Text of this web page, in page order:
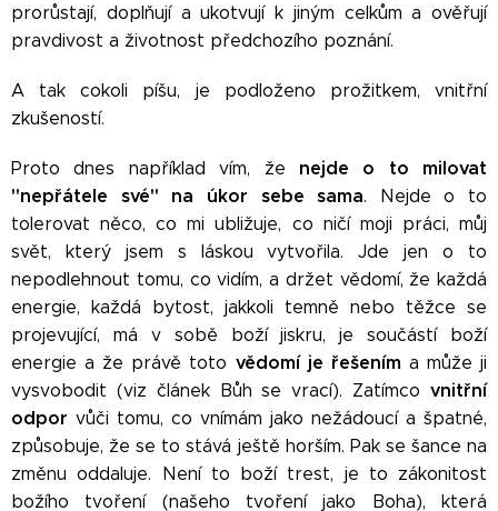
prorůstají, doplňují a ukotvují k jiným celkům a ověřují
pravdivost a životnost předchozího poznání.
A tak cokoli píšu, je podloženo prožitkem, vnitřní
zkušeností.
Proto dnes například vím, že nejde o to milovat
"nepřátele své" na úkor sebe sama. Nejde o to
tolerovat něco, co mi ubližuje, co ničí moji práci, můj
svět, který jsem s láskou vytvořila. Jde jen o to
nepodlehnout tomu, co vidím, a držet vědomí, že každá
energie, každá bytost, jakkoli temně nebo těžce se
projevující, má v sobě boží jiskru, je součástí boží
energie a že právě toto vědomí je řešením a může ji
vysvobodit (viz článek Bůh se vrací). Zatímco vnitřní
odpor vůči tomu, co vnímám jako nežádoucí a špatné,
způsobuje, že se to stává ještě horším. Pak se šance na
změnu oddaluje. Není to boží trest, je to zákonitost
božího tvoření (našeho tvoření jako Boha), která